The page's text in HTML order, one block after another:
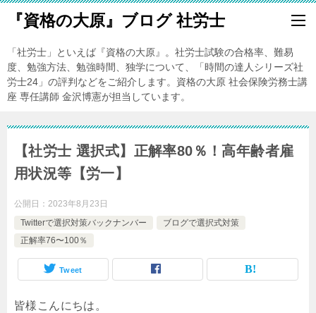
『資格の大原』ブログ 社労士
「社労士」といえば『資格の大原』。社労士試験の合格率、難易
度、勉強方法、勉強時間、独学について、「時間の達人シリーズ社
労士24」の評判などをご紹介します。資格の大原 社会保険労務士講
座 専任講師 金沢博憲が担当しています。
【社労士 選択式】正解率80％！高年齢者雇
用状況等【労一】
公開日： 2023年8月23日
Twitterで選択対策バックナンバー
ブログで選択式対策
正解率76〜100％
Tweet
皆様こんにちは。